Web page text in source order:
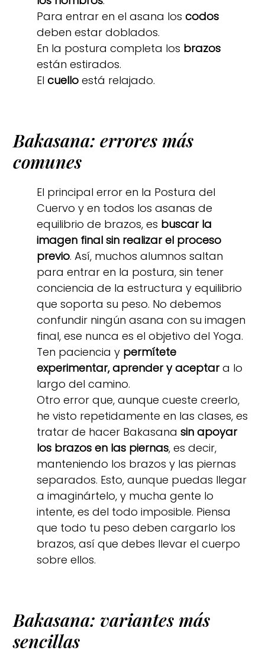
Para entrar en el asana loscodos
deben estar doblados.
En la postura completa los brazos
están estirados.
Elcuello está relajado.
Bakasana: errores más
comunes
El principal error en la Postura del
Cuervo y en todos los asanas de
equilibrio de brazos, es buscar la
imagen final sin realizar el proceso
previo. Así, muchos alumnos saltan
para entrar en la postura, sin tener
conciencia de la estructura y equilibrio
que soporta su peso. No debemos
confundir ningún asana con su imagen
final, ese nunca es el objetivo del Yoga.
Ten paciencia y permítete
experimentar, aprender y aceptara lo
largo del camino.
Otro error que, aunque cueste creerlo,
he visto repetidamente en las clases, es
tratar de hacer Bakasanasin apoyar
los brazos en las piernas, es decir,
manteniendo los brazos y las piernas
separados. Esto, aunque puedas llegar
a imaginártelo, y mucha gente lo
intente, es del todo imposible. Piensa
que todo tu peso deben cargarlo los
brazos, así que debes llevar el cuerpo
sobre ellos.
Bakasana: variantes más
sencillas